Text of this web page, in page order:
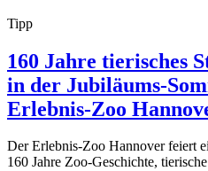
Tipp
160 Jahre tierisches
in der Jubiläums-
Erlebnis-Zoo
Der Erlebnis-Zoo Hannover feiert
160 Jahre Zoo-Geschichte,